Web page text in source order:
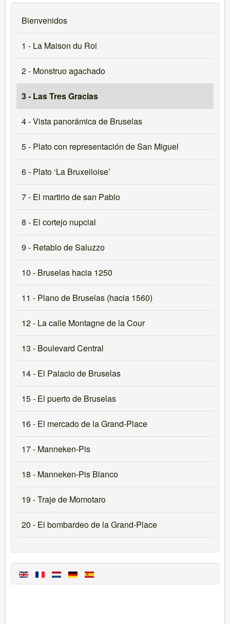
Bienvenidos
1 - La Maison du Roi
2 - Monstruo agachado
3 - Las Tres Gracias
4 - Vista panorámica de Bruselas
5 - Plato con representación de San Miguel
6 - Plato ‘La Bruxelloise’
7 - El martirio de san Pablo
8 - El cortejo nupcial
9 - Retablo de Saluzzo
10 - Bruselas hacia 1250
11 - Plano de Bruselas (hacia 1560)
12 - La calle Montagne de la Cour
13 - Boulevard Central
14 - El Palacio de Bruselas
15 - El puerto de Bruselas
16 - El mercado de la Grand-Place
17 - Manneken-Pis
18 - Manneken-Pis Blanco
19 - Traje de Momotaro
20 - El bombardeo de la Grand-Place